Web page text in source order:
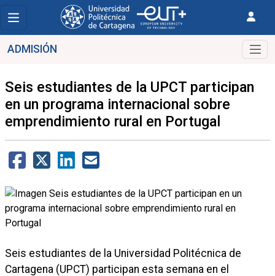
ADMISIÓN
Seis estudiantes de la UPCT participan
en un programa internacional sobre
emprendimiento rural en Portugal
Seis estudiantes de la Universidad Politécnica de
Cartagena (UPCT) participan esta semana en el